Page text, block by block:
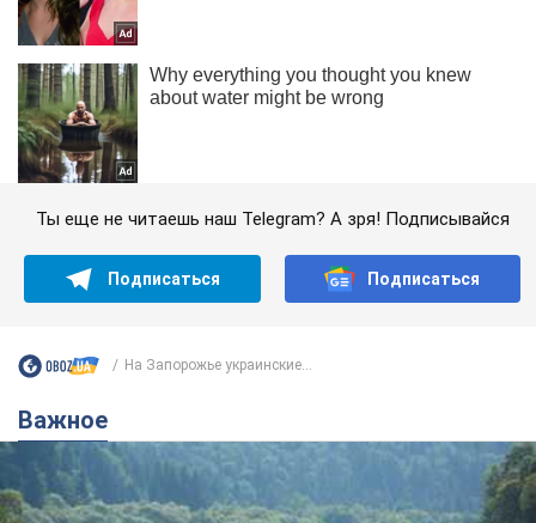
Ты еще не читаешь наш Telegram? А зря! Подписывайся
Подписаться Подписаться
На Запорожье украинские...
Важное